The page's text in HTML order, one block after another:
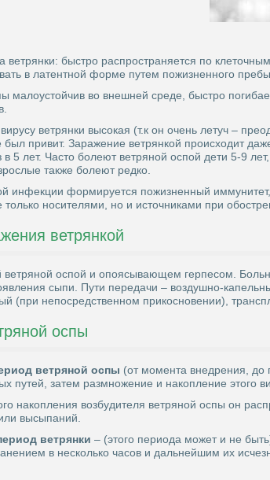
ветрянки: быстро распространяется по
в латентной форме путем пожизненного
малоустойчив во внешней среде, быстро
ветрянки высокая (т.к он очень летуч –
привит. Заражение ветрянкой происходит
в 5 лет. Часто болеют ветряной оспой дети 5-9
также болеют редко.
инфекции формируется пожизненный
только носителями, но и источниками при
ветрянкой
ветряной оспой и опоясывающем герпесом.
сыпи. Пути передачи – воздушно-
(при непосредственном прикосновении),
оспы
ветряной оспы (от момента внедрения, до
путей, затем размножение и накопление этого
накопления возбудителя ветряной оспы он
высыпаний.
ветрянки – (этого периода может и не
в несколько часов и дальнейшим их